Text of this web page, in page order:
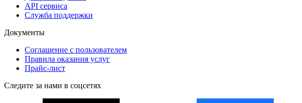
API сервиса
Служба поддержки
Документы
Соглашение с пользователем
Правила оказания услуг
Прайс-лист
Следите за нами в соцсетях